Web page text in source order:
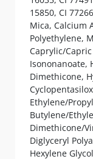
15850, CI
Mica, Calcium
Polyethylene,
Caprylic/
Isononanoate,
Dimethicone,
Ethylene/
Butylene/
Dimethicone/
Diglyceryl
Hexylene